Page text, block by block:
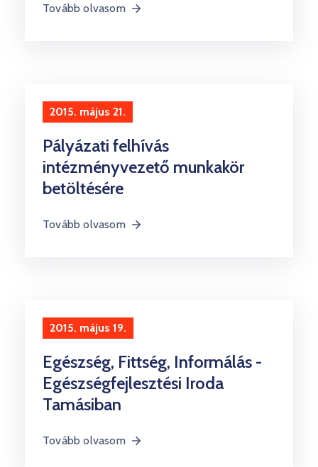
Tovább olvasom
2015. május 21.
Pályázati felhívás
intézményvezető munkakör
betöltésére
Tovább olvasom
2015. május 19.
Egészség, Fittség, Informálás -
Egészségfejlesztési Iroda
Tamásiban
Tovább olvasom